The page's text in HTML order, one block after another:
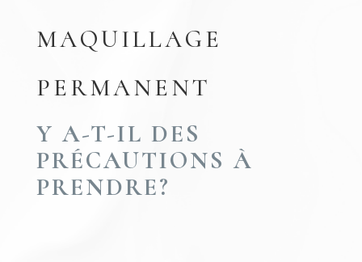
MAQUILLAGE
PERMANENT
Y A-T-IL DES
PRÉCAUTIONS À
PRENDRE?